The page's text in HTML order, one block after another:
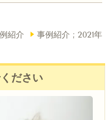
紹介 事例紹介 ; 2021年
ださい